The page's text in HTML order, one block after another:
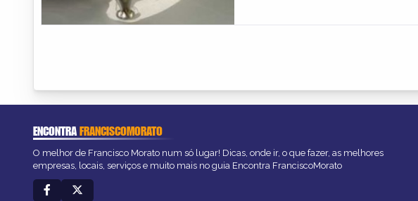
ENCONTRAFRANCISCOMORATO
O melhor de Francisco Morato num só lugar! Dicas, onde ir, o que fazer, as melhores
empresas, locais, serviços e muito mais no guia Encontra FranciscoMorato